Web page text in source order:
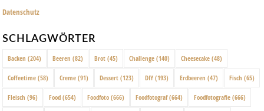
Datenschutz
SCHLAGWÖRTER
Backen (204) Beeren (82) Brot (45) Challenge (140) Cheesecake (48)
Coffeetime (58) Creme (91) Dessert (123) DIY (193) Erdbeeren (47) Fisch (65)
Fleisch (96) Food (654) Foodfoto (666) Foodfotograf(664) Foodfotografie (666)